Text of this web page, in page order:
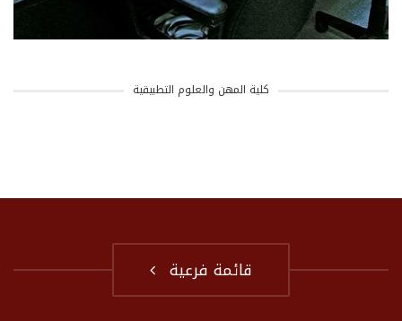
كلية المهن والعلوم التطبيقية
قائمة فرعية